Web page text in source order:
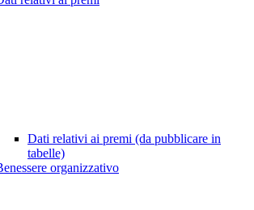
Dati relativi ai premi (da pubblicare in
tabelle)
organizzativo